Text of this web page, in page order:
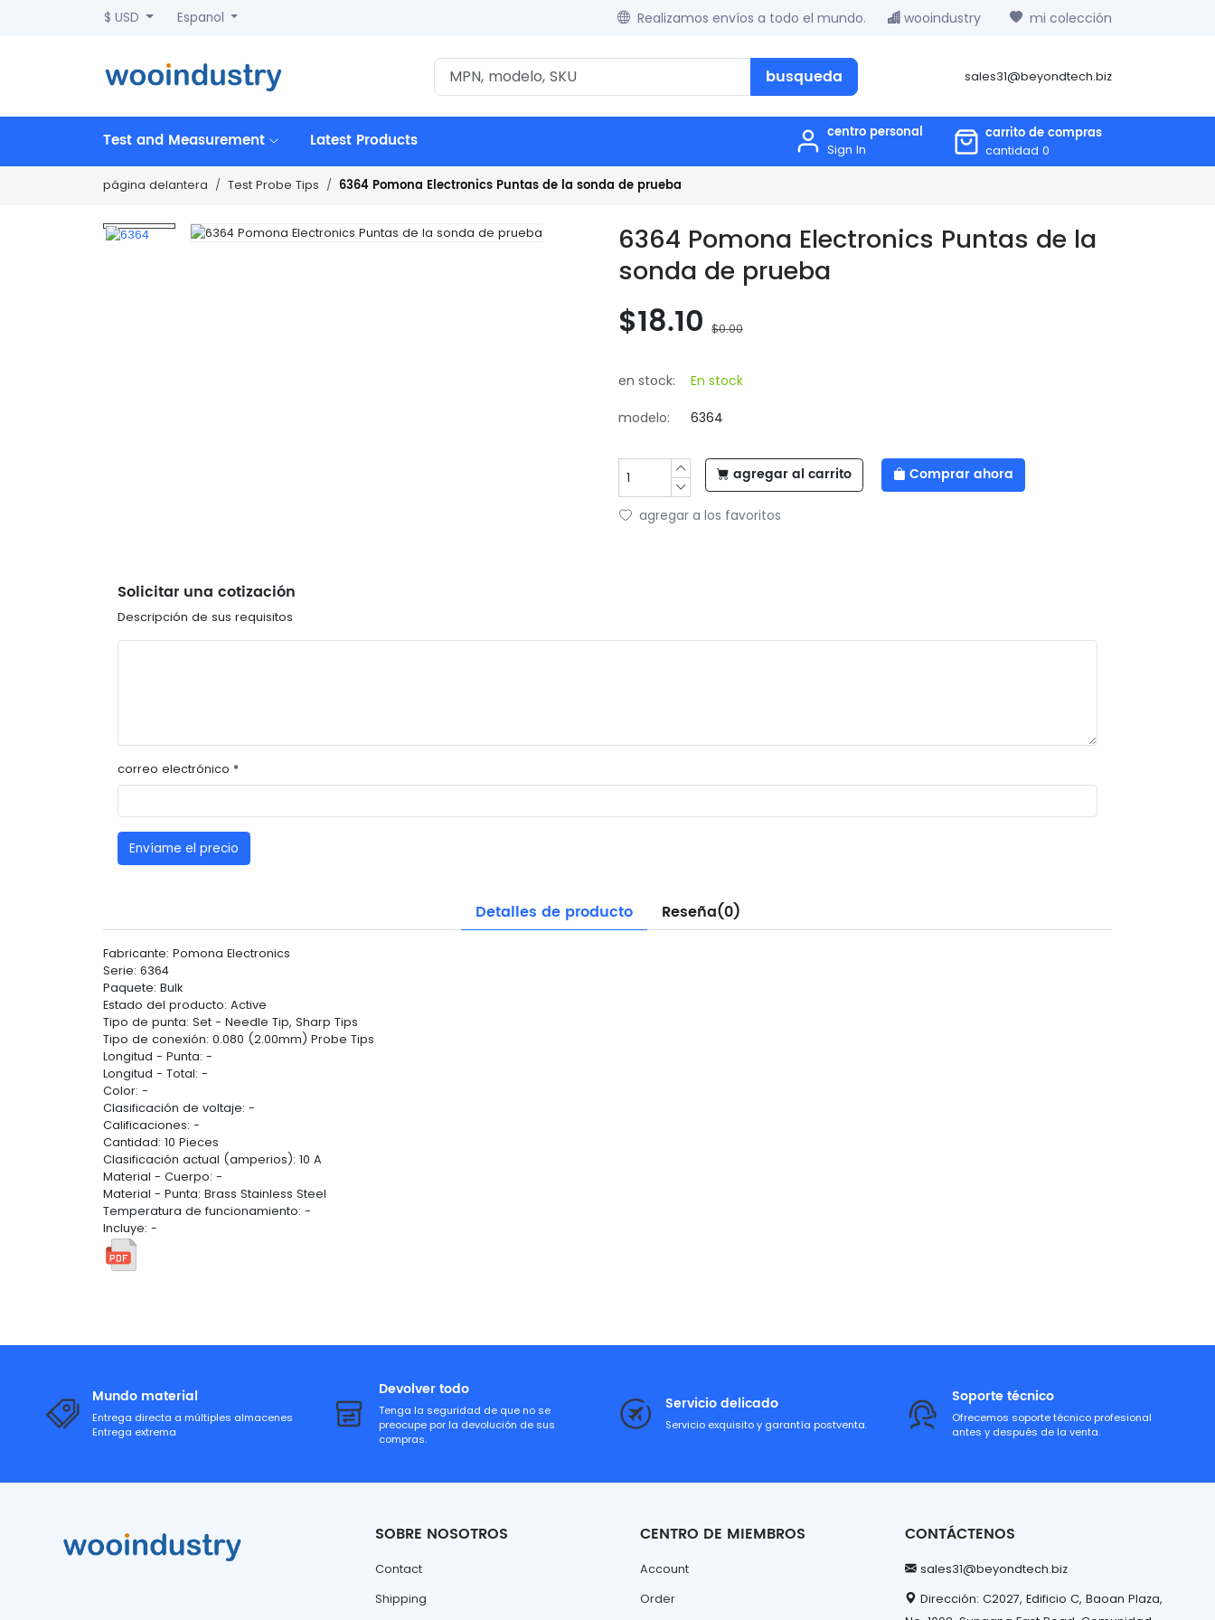
$ USD Espanol Realizamos envíos a todo el mundo. wooindustry mi colección
busqueda sales31@beyondtech.biz
Test and Measurement Latest Products centro personal
Sign In
carrito de compras
cantidad 0
página delantera Test Probe Tips 6364 Pomona Electronics Puntas de la sonda de prueba
6364 Pomona Electronics Puntas de la
sonda de prueba
$18.10 $0.00
en stock: En stock
modelo: 6364
agregar al carrito Comprar ahora
agregar a los favoritos
Solicitar una cotización
Descripción de sus requisitos
correo electrónico *
Envíame el precio
Detalles de producto Reseña(0)
Fabricante: Pomona Electronics
Serie: 6364
Paquete: Bulk
Estado del producto: Active
Tipo de punta: Set - Needle Tip, Sharp Tips
Tipo de conexión: 0.080 (2.00mm) Probe Tips
Longitud - Punta: -
Longitud - Total: -
Color: -
Clasificación de voltaje: -
Calificaciones: -
Cantidad: 10 Pieces
Clasificación actual (amperios): 10 A
Material - Cuerpo: -
Material - Punta: Brass Stainless Steel
Temperatura de funcionamiento: -
Incluye: -
Mundo material
Entrega directa a múltiples almacenes
Entrega extrema
Devolver todo
Tenga la seguridad de que no se
preocupe por la devolución de sus
compras.
Servicio delicado
Servicio exquisito y garantía postventa.
Soporte técnico
Ofrecemos soporte técnico profesional
antes y después de la venta.
SOBRE NOSOTROS
Contact
Shipping
CENTRO DE MIEMBROS
Account
Order
CONTÁCTENOS
sales31@beyondtech.biz
Dirección: C2027, Edificio C, Baoan Plaza,